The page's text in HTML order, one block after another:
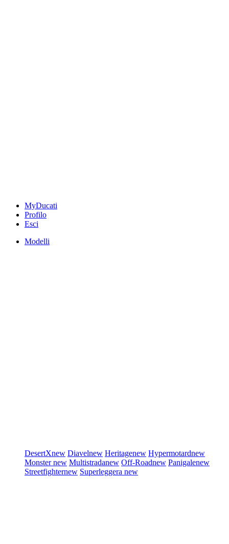
MyDucati
Profilo
Esci
Modelli
DesertXnew Diavelnew Heritagenew Hypermotardnew
Monsternew Multistradanew Off-Roadnew Panigalenew
Streetfighternew Superleggera new